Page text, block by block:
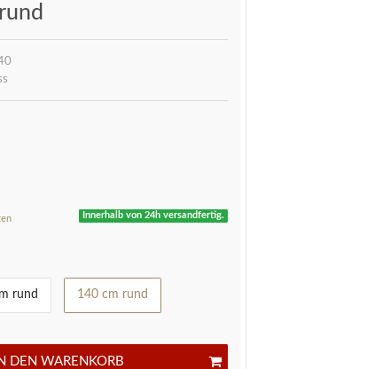
Innerhalb von 24h versandfertig.
rund 140 cm rund
DEN WARENKORB